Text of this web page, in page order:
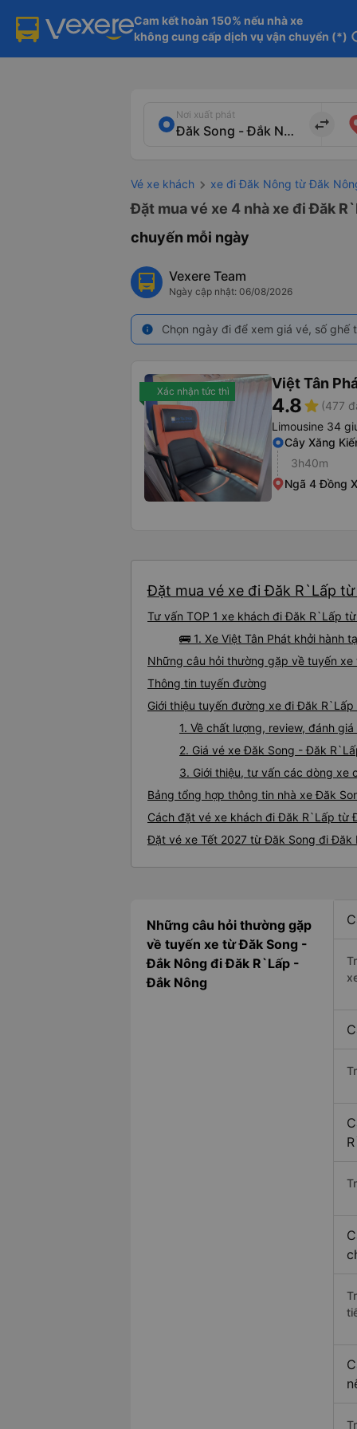
Cam kết hoàn 150% nếu nhà xe
không cung cấp dịch vụ vận chuyển (*)
Nơi xuất phát
import_export
Vé xe khách xe đi Đăk Nông từ Đăk
Đặt mua vé xe 4 nhà xe đi Đăk
chuyến mỗi ngày
Vexere Team
Ngày cập nhật: 06/08/2026
info Chọn ngày đi để xem giá vé, số
Xác nhận tức thì Việt Tân
4.8star (477
Limousine 34
Cây Xăng
3h40m
Ngã 4 Đồng
Đặt mua vé xe đi Đăk R`Lấp
Tư vấn TOP 1 xe khách đi Đăk R`Lấp
🚌 1. Xe Việt Tân Phát khởi hành
Những câu hỏi thường gặp về tuyến
Thông tin tuyến đường
Giới thiệu tuyến đường xe đi Đăk
1. Về chất lượng, review, đánh
2. Giá vé xe Đăk Song - Đăk
3. Giới thiệu, tư vấn các dòng
Bảng tổng hợp thông tin nhà xe Đăk
Cách đặt vé xe khách đi Đăk R`Lấp từ
Đặt vé xe Tết 2027 từ Đăk Song đi Đăk
Những câu hỏi thường gặp
về tuyến xe từ Đăk Song -
Đắk Nông đi Đăk R`Lấp -
Đắk Nông